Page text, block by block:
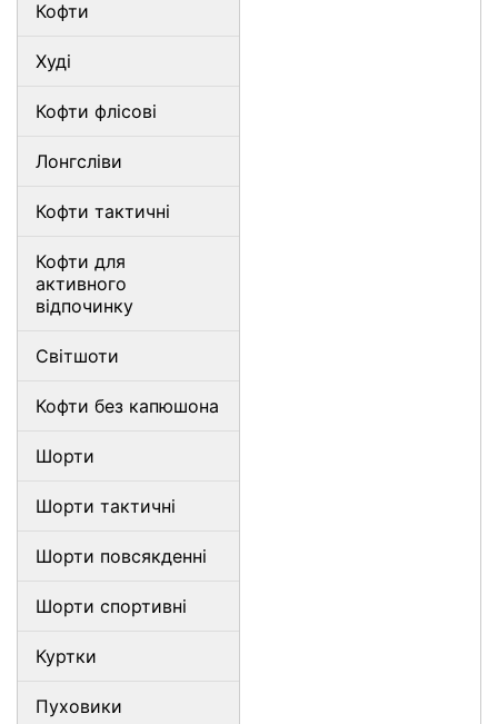
Кофти
Худі
Кофти флісові
Лонгсліви
Кофти тактичні
Кофти для
активного
відпочинку
Світшоти
Кофти без капюшона
Шорти
Шорти тактичні
Шорти повсякденні
Шорти спортивні
Куртки
Пуховики